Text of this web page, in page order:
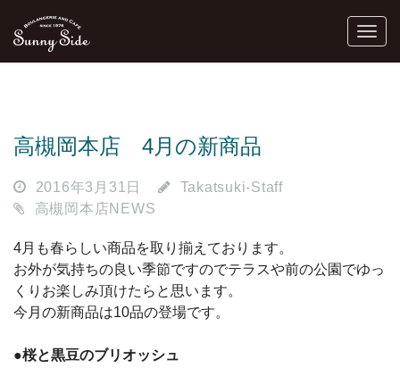
高槻岡本店 4月の新商品
2016年3月31日
Takatsuki-Staff
高槻岡本店NEWS
4月も春らしい商品を取り揃えております。
お外が気持ちの良い季節ですのでテラスや前の公園でゆっ
くりお楽しみ頂けたらと思います。
今月の新商品は10品の登場です。
●桜と黒豆のブリオッシュ